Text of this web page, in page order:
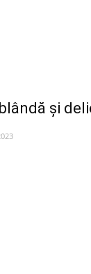
și